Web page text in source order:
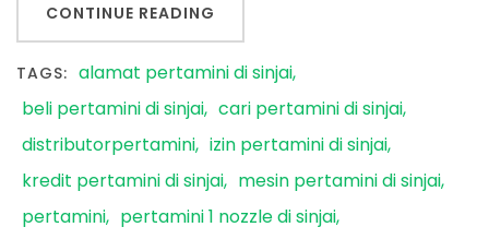
CONTINUE READING
TAGS: alamat pertamini di sinjai
beli pertamini di sinjai cari pertamini di sinjai
distributorpertamini izin pertamini di sinjai
kredit pertamini di sinjai
mesin pertamini di sinjai
pertamini
pertamini 1 nozzle di sinjai